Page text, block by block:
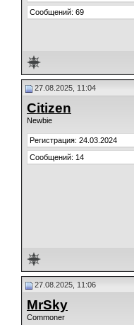
Сообщений: 69
27.08.2025, 11:04
Citizen
Newbie
Регистрация: 24.03.2024
Сообщений: 14
27.08.2025, 11:06
MrSky
Commoner